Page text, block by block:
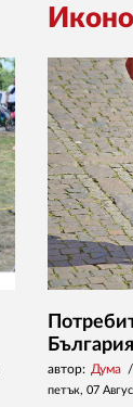
автор: Дума
петък, 07